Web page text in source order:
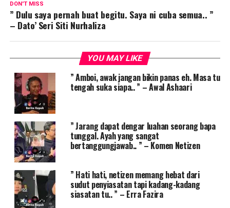
DON'T MISS
” Dulu saya pernah buat begitu. Saya ni cuba semua.. ”
– Dato’ Seri Siti Nurhaliza
YOU MAY LIKE
” Amboi, awak jangan bikin panas eh. Masa tu
tengah suka siapa.. ” – Awal Ashaari
” Jarang dapat dengar luahan seorang bapa
tunggal. Ayah yang sangat
bertanggungjawab.. ” – Komen Netizen
” Hati hati, netizen memang hebat dari
sudut penyiasatan tapi kadang-kadang
siasatan tu.. ” – Erra Fazira